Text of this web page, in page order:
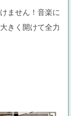
ません！音楽に
きく開けて全力